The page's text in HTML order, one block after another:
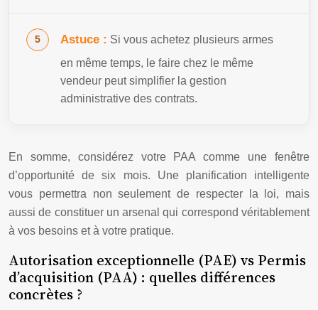
Astuce : Si vous achetez plusieurs armes
en même temps, le faire chez le même
vendeur peut simplifier la gestion
administrative des contrats.
En somme, considérez votre PAA comme une fenêtre
d’opportunité de six mois. Une planification intelligente
vous permettra non seulement de respecter la loi, mais
aussi de constituer un arsenal qui correspond véritablement
à vos besoins et à votre pratique.
Autorisation exceptionnelle (PAE) vs Permis
d’acquisition (PAA) : quelles différences
concrètes ?